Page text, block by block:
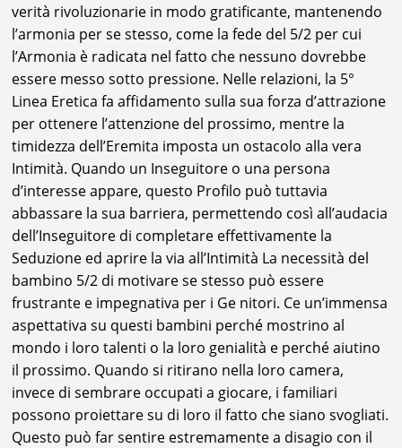
verità rivoluzionarie in modo gratificante, mantenendo
l’armonia per se stesso, come la fede del 5/2 per cui
l’Armonia è radicata nel fatto che nessuno dovrebbe
essere messo sotto pressione. Nelle relazioni, la 5°
Linea Eretica fa affidamento sulla sua forza d’attrazione
per ottenere l’attenzione del prossimo, mentre la
timidezza dell’Eremita imposta un ostacolo alla vera
Intimità. Quando un Inseguitore o una persona
d’interesse appare, questo Profilo può tuttavia
abbassare la sua barriera, permettendo così all’audacia
dell’Inseguitore di completare effettivamente la
Seduzione ed aprire la via all’Intimità La necessità del
bambino 5/2 di motivare se stesso può essere
frustrante e impegnativa per i Ge nitori. Ce un’immensa
aspettativa su questi bambini perché mostrino al
mondo i loro talenti o la loro genialità e perché aiutino
il prossimo. Quando si ritirano nella loro camera,
invece di sembrare occupati a giocare, i familiari
possono proiettare su di loro il fatto che siano svogliati.
Questo può far sentire estremamente a disagio con il